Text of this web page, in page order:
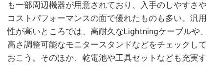
も一部周辺機器が用意されており、入手のしやすさや
コストパフォーマンスの面で優れたものも多い。汎用
性が高いところでは、高耐久なLightningケーブルや、
高さ調整可能なモニタースタンドなどをチェックして
おこう。そのほか、乾電池や工具セットなども充実す